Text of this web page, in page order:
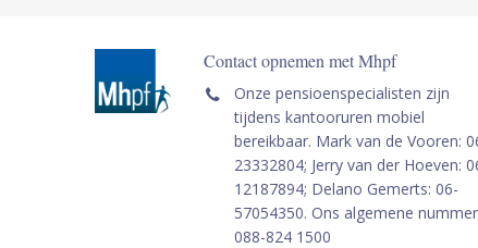
Contact opnemen met Mhpf
Onze pensioenspecialisten zijn
tijdens kantooruren mobiel
bereikbaar. Mark van de Vooren:
23332804; Jerry van der Hoeven:
12187894; Delano Gemerts: 06-
57054350. Ons algemene
088-824 1500